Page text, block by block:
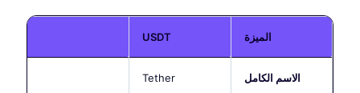
الميزة USDT
الاسم الكامل Tether